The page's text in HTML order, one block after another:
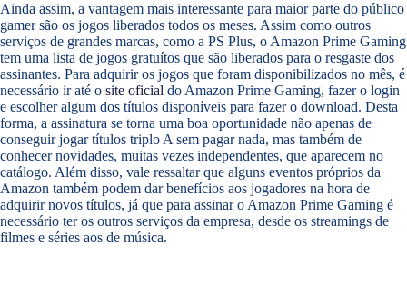
Ainda assim, a vantagem mais interessante para maior parte do público
gamer são os jogos liberados todos os meses. Assim como outros
serviços de grandes marcas, como a PS Plus, o Amazon Prime Gaming
tem uma lista de jogos gratuítos que são liberados para o resgaste dos
assinantes. Para adquirir os jogos que foram disponibilizados no mês, é
necessário ir até o site oficial do Amazon Prime Gaming, fazer o login
e escolher algum dos títulos disponíveis para fazer o download. Desta
forma, a assinatura se torna uma boa oportunidade não apenas de
conseguir jogar títulos triplo A sem pagar nada, mas também de
conhecer novidades, muitas vezes independentes, que aparecem no
catálogo. Além disso, vale ressaltar que alguns eventos próprios da
Amazon também podem dar benefícios aos jogadores na hora de
adquirir novos títulos, já que para assinar o Amazon Prime Gaming é
necessário ter os outros serviços da empresa, desde os streamings de
filmes e séries aos de música.